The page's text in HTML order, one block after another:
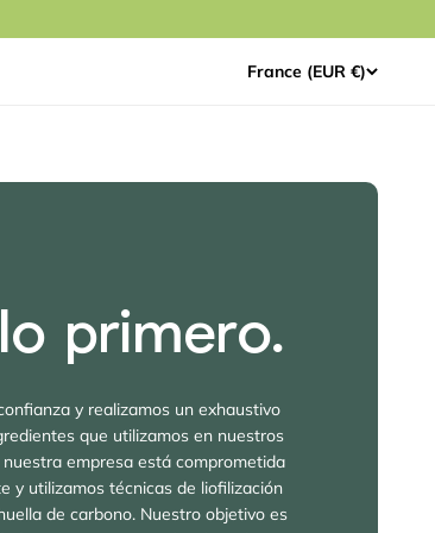
France (EUR €)
primero.
y realizamos un exhaustivo
que utilizamos en nuestros
empresa está comprometida
y utilizamos técnicas de liofilización
de carbono. Nuestro objetivo es